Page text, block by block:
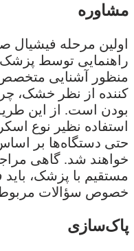
مشاوره
اولین مرحله
راهنمایی توسط
منظور آشنایی
کننده از نظر خشک،
بودن است. از این
استفاده نظیر نوع
حتی دستگاه‌ها بر
خواهند شد. گاهی
مستقیم با پزشک،
خصوص سؤالات
پاک‌سازی